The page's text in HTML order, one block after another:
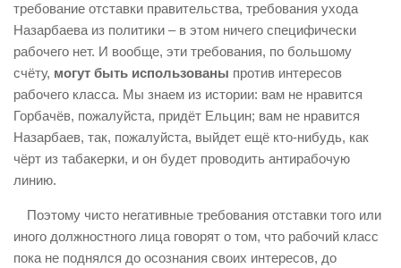
требование отставки правительства, требования ухода
Назарбаева из политики – в этом ничего специфически
рабочего нет. И вообще, эти требования, по большому
счёту, могут быть использованы против интересов
рабочего класса. Мы знаем из истории: вам не нравится
Горбачёв, пожалуйста, придёт Ельцин; вам не нравится
Назарбаев, так, пожалуйста, выйдет ещё кто-нибудь, как
чёрт из табакерки, и он будет проводить антирабочую
линию.
Поэтому чисто негативные требования отставки того или
иного должностного лица говорят о том, что рабочий класс
пока не поднялся до осознания своих интересов, до